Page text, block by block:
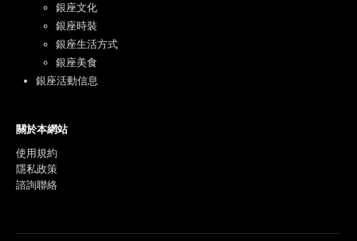
銀座文化
銀座時裝
銀座生活方式
銀座美食
銀座活動信息
關於本網站
使用規約
隱私政策
諮詢聯絡